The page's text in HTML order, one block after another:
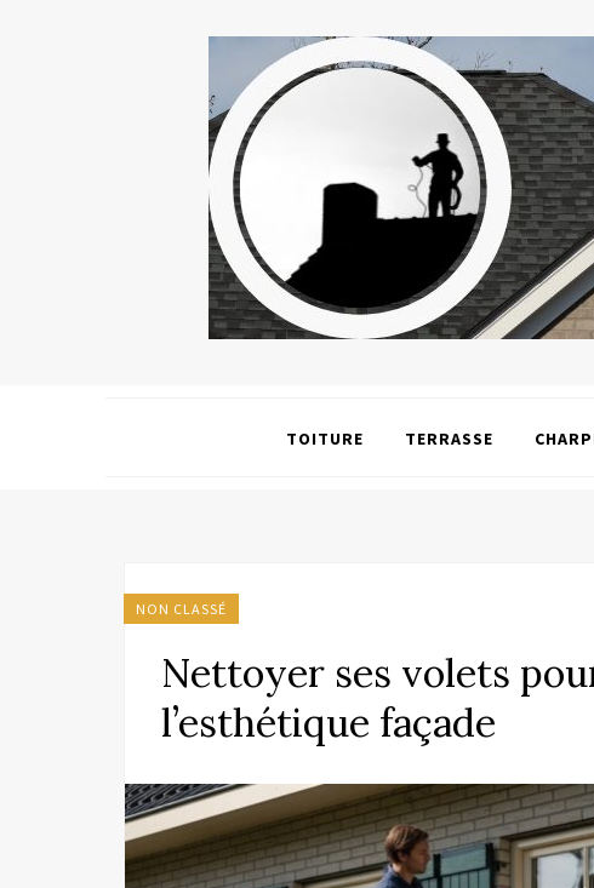
TOITURE TERRASSE
NON CLASSÉ
Nettoyer ses volets
l’esthétique façade